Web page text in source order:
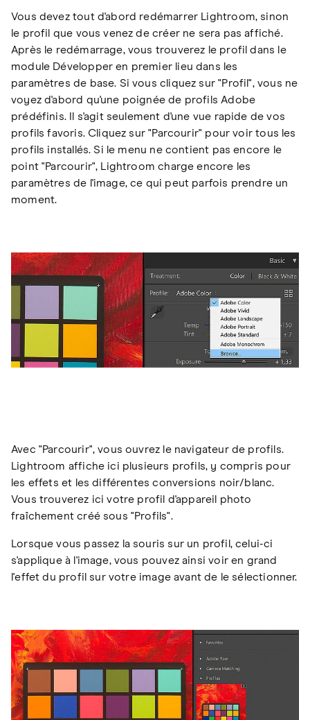
Vous devez tout d'abord redémarrer Lightroom, sinon
le profil que vous venez de créer ne sera pas affiché.
Après le redémarrage, vous trouverez le profil dans le
module Développer en premier lieu dans les
paramètres de base. Si vous cliquez sur "Profil", vous ne
voyez d'abord qu'une poignée de profils Adobe
prédéfinis. Il s'agit seulement d'une vue rapide de vos
profils favoris. Cliquez sur "Parcourir" pour voir tous les
profils installés. Si le menu ne contient pas encore le
point "Parcourir", Lightroom charge encore les
paramètres de l'image, ce qui peut parfois prendre un
moment.
Avec "Parcourir", vous ouvrez le navigateur de profils.
Lightroom affiche ici plusieurs profils, y compris pour
les effets et les différentes conversions noir/blanc.
Vous trouverez ici votre profil d'appareil photo
fraîchement créé sous "Profils".
Lorsque vous passez la souris sur un profil, celui-ci
s'applique à l'image, vous pouvez ainsi voir en grand
l'effet du profil sur votre image avant de le sélectionner.